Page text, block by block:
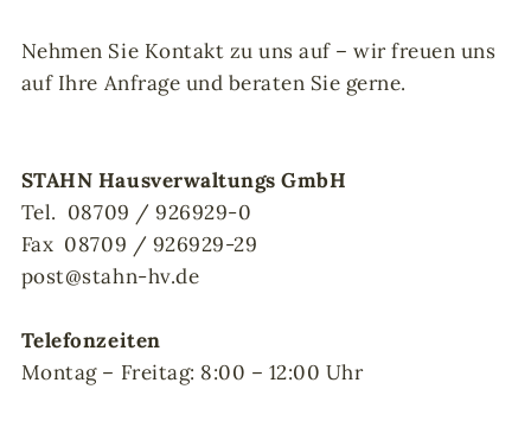
Nehmen Sie Kontakt zu uns auf – wir freuen uns
auf Ihre Anfrage und beraten Sie gerne.
STAHN Hausverwaltungs GmbH
Tel. 08709 / 926929-0
Fax 08709 / 926929-29
post@stahn-hv.de
Telefonzeiten
Montag – Freitag: 8:00 – 12:00 Uhr